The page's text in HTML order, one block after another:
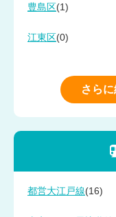
豊島区 (1)
江東区 (0)
さら
都営大江戸線(16)